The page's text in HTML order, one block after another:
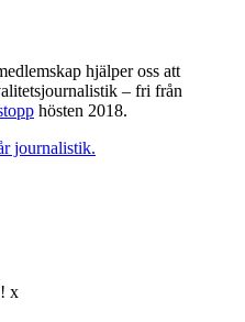
hjälper oss att
– fri från
hösten 2018.
journalistik.
x